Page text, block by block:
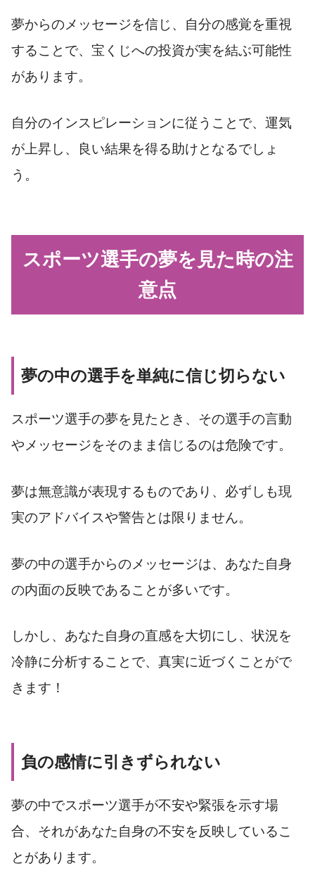
夢からのメッセージを信じ、自分の感覚を重視
することで、宝くじへの投資が実を結ぶ可能性
があります。
自分のインスピレーションに従うことで、運気
が上昇し、良い結果を得る助けとなるでしょ
う。
スポーツ選手の夢を見た時の注
意点
夢の中の選手を単純に信じ切らない
スポーツ選手の夢を見たとき、その選手の言動
やメッセージをそのまま信じるのは危険です。
夢は無意識が表現するものであり、必ずしも現
実のアドバイスや警告とは限りません。
夢の中の選手からのメッセージは、あなた自身
の内面の反映であることが多いです。
しかし、あなた自身の直感を大切にし、状況を
冷静に分析することで、真実に近づくことがで
きます！
負の感情に引きずられない
夢の中でスポーツ選手が不安や緊張を示す場
合、それがあなた自身の不安を反映しているこ
とがあります。